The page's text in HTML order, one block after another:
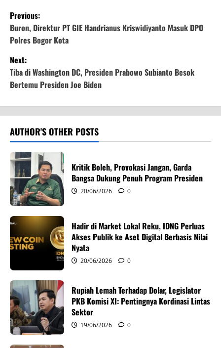
P
o
s
t
n
a
v
i
g
a
t
i
o
n
Previous:
Buron, Direktur PT GIE Handrianus Kriswidiyanto Masuk DPO
Polres Bogor Kota
Next:
Tiba di Washington DC, Presiden Prabowo Subianto Besok
Bertemu Presiden Joe Biden
AUTHOR'S OTHER POSTS
Kritik Boleh, Provokasi Jangan, Garda
Bangsa Dukung Penuh Program Presiden
20/06/2026 0
Hadir di Market Lokal Reku, IDNG Perluas
Akses Publik ke Aset Digital Berbasis Nilai
Nyata
20/06/2026 0
Rupiah Lemah Terhadap Dolar, Legislator
PKB Komisi XI: Pentingnya Kordinasi Lintas
Sektor
19/06/2026 0